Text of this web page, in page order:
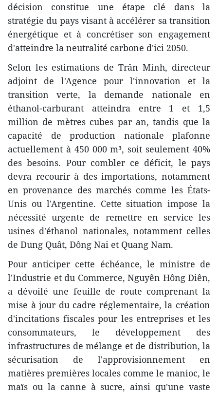
décision constitue une étape clé dans la
stratégie du pays visant à accélérer sa transition
énergétique et à concrétiser son engagement
d'atteindre la neutralité carbone d'ici 2050.
Selon les estimations de Trân Minh, directeur
adjoint de l'Agence pour l'innovation et la
transition verte, la demande nationale en
éthanol-carburant atteindra entre 1 et 1,5
million de mètres cubes par an, tandis que la
capacité de production nationale plafonne
actuellement à 450 000 m³, soit seulement 40%
des besoins. Pour combler ce déficit, le pays
devra recourir à des importations, notamment
en provenance des marchés comme les États-
Unis ou l'Argentine. Cette situation impose la
nécessité urgente de remettre en service les
usines d'éthanol nationales, notamment celles
de Dung Quât, Dông Nai et Quang Nam.
Pour anticiper cette échéance, le ministre de
l'Industrie et du Commerce, Nguyên Hông Diên,
a dévoilé une feuille de route comprenant la
mise à jour du cadre réglementaire, la création
d'incitations fiscales pour les entreprises et les
consommateurs, le développement des
infrastructures de mélange et de distribution, la
sécurisation de l'approvisionnement en
matières premières locales comme le manioc, le
maïs ou la canne à sucre, ainsi qu'une vaste